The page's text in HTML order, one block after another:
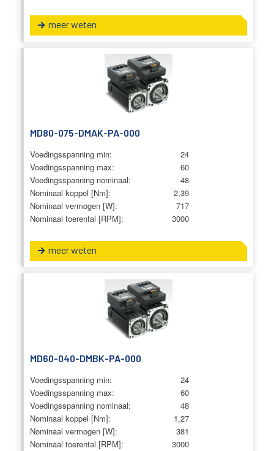
meer weten
MD80-075-DMAK-PA-000
Voedingsspanning min:
24
Voedingsspanning max:
60
Voedingsspanning nominaal:
48
Nominaal koppel [Nm]:
2,39
Nominaal vermogen [W]:
717
Nominaal toerental [RPM]:
3000
meer weten
MD60-040-DMBK-PA-000
Voedingsspanning min:
24
Voedingsspanning max:
60
Voedingsspanning nominaal:
48
Nominaal koppel [Nm]:
1,27
Nominaal vermogen [W]:
381
Nominaal toerental [RPM]:
3000